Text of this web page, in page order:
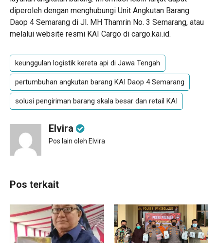
diperoleh dengan menghubungi Unit Angkutan Barang
Daop 4 Semarang di Jl. MH Thamrin No. 3 Semarang, atau
melalui website resmi KAI Cargo di cargo.kai.id.
keunggulan logistik kereta api di Jawa Tengah
pertumbuhan angkutan barang KAI Daop 4 Semarang
solusi pengiriman barang skala besar dan retail KAI
Elvira
Pos lain oleh Elvira
Pos terkait